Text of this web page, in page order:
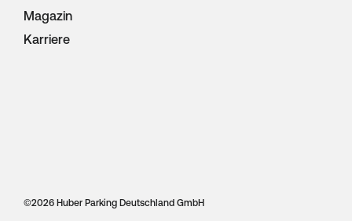
Magazin
Karriere
©2026 Huber Parking Deutschland GmbH